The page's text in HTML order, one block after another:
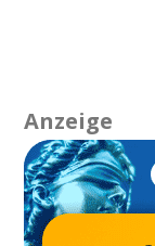
Anzeige